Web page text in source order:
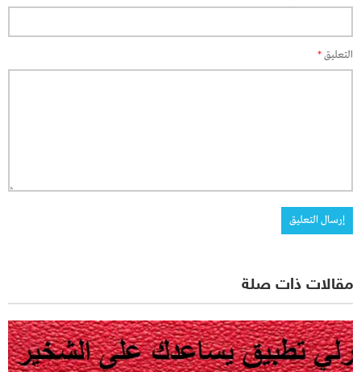
التعليق*
مقالات ذات صلة